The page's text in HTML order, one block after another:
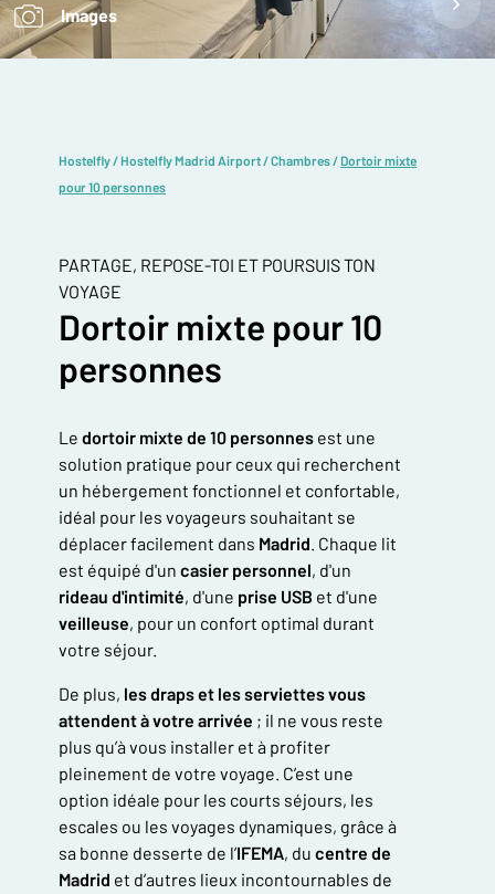
Images
Hostelfly/ Hostelfly Madrid Airport/Chambres/ Dortoir mixte
pour 10 personnes
PARTAGE, REPOSE-TOI ET POURSUIS TON
VOYAGE
Dortoir mixte pour 10
personnes
Le dortoir mixte de 10 personnes est une
solution pratique pour ceux qui recherchent
un hébergement fonctionnel et confortable,
idéal pour les voyageurs souhaitant se
déplacer facilement dans Madrid. Chaque lit
est équipé d'un casier personnel, d'un
rideau d'intimité, d'une prise USB et d'une
veilleuse, pour un confort optimal durant
votre séjour.
De plus, les draps et les serviettes vous
attendent à votre arrivée ; il ne vous reste
plus qu’à vous installer et à profiter
pleinement de votre voyage. C’est une
option idéale pour les courts séjours, les
escales ou les voyages dynamiques, grâce à
sa bonne desserte de l’IFEMA, du centre de
Madrid et d’autres lieux incontournables de